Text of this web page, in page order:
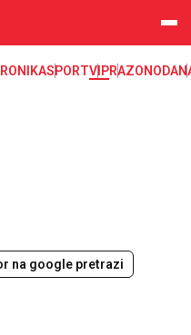
SPORTVIPRAZONODA
na google pretrazi